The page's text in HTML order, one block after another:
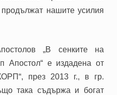
продължат нашите усилия
„В сенките на
Апостол“ е издадена от
през 2013 г., в гр.
така съдържа и богат